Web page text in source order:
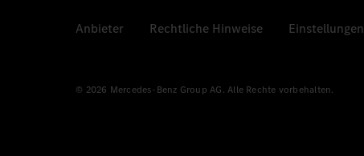
Anbieter Rechtliche Hinweise Einstellungen
© 2026 Mercedes-Benz Group AG. Alle Rechte vorbehalten.